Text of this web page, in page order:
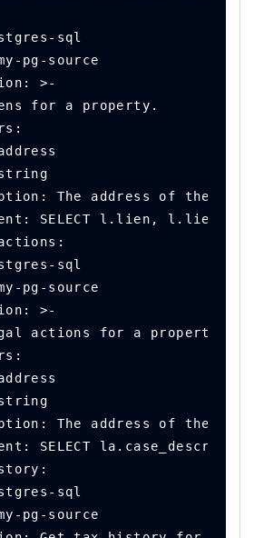
sql
pg-source
>-
for a property.
The address of the
SELECT l.lien,
sql
pg-source
>-
actions for a property.
The address of the
SELECT
sql
pg-source